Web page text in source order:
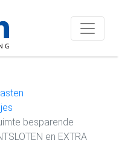
besparende
en EXTRA